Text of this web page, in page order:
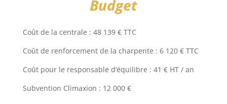
Budget
Coût de la centrale : 48 139 € TTC
Coût de renforcement de la charpente : 6 120 € TTC
Coût pour le responsable d’équilibre : 41 € HT / an
Subvention Climaxion : 12 000 €